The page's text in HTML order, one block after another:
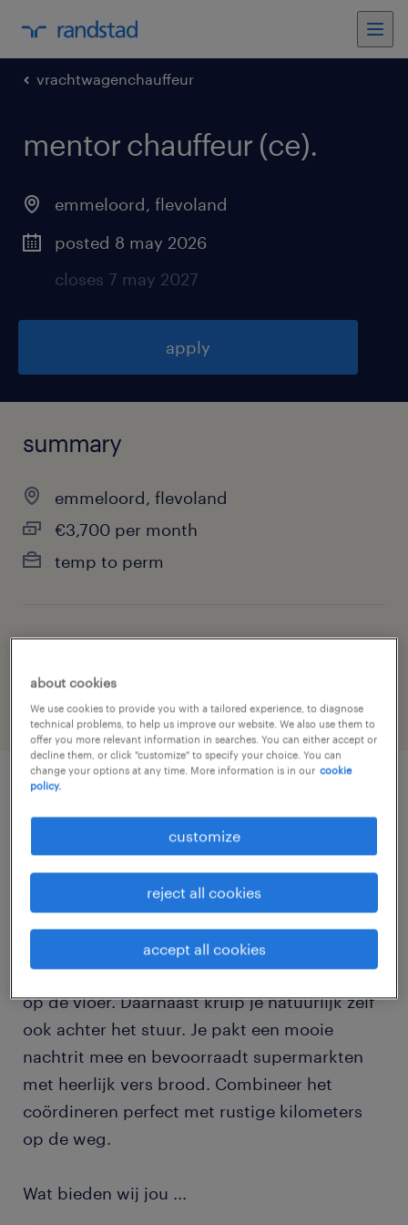
vrachtwagenchauffeur
mentor chauffeur (ce).
emmeloord, flevoland
posted 8 may 2026
closes 7 may 2027
apply
summary
emmeloord, flevoland
€3,700 per month
temp to perm
job category
warehousing & distribution
job details
transportafdeling elke nacht weer op rolletjes
loopt! Bij een grote en bekende bakkerij ben
je de onmisbare spil in het web. Je houdt het
overzicht en zorgt dat alles soepel verloopt
op de vloer. Daarnaast kruip je natuurlijk zelf
ook achter het stuur. Je pakt een mooie
nachtrit mee en bevoorraadt supermarkten
met heerlijk vers brood. Combineer het
coördineren perfect met rustige kilometers
op de weg.
Wat bieden wij jou ...
about cookies
We use cookies to provide you with a tailored experience, to diagnose
technical problems, to help us improve our website. We also use them to
offer you more relevant information in searches. You can either accept or
decline them, or click "customize" to specify your choice. You can
change your options at any time. More information is in our cookie
policy.
customize
reject all cookies
accept all cookies